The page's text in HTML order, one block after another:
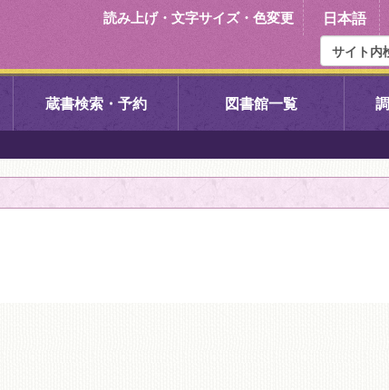
読み上げ・文字サイズ・色変更 日本語
蔵書検索・予約 図書館一覧
右京中央図書館 伏見中央図書館
左京図書館 岩倉図書館